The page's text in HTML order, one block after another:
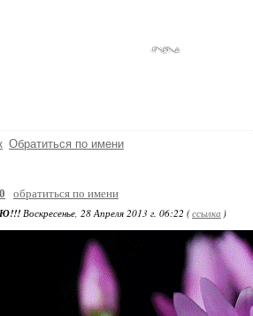
Обратиться по имени
обратиться по имени
Воскресенье, 28 Апреля 2013 г. 06:22 (ссылка )